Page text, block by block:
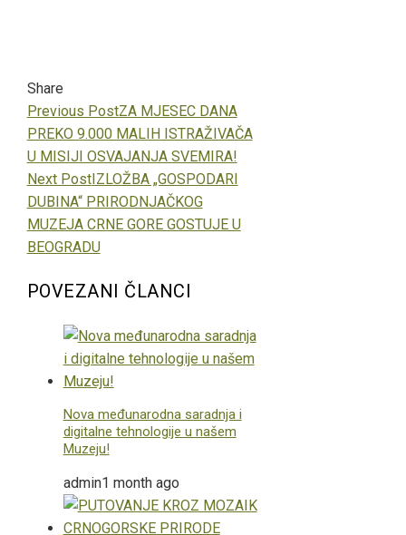
Share
Facebook
Twitter
LinkedIn
Pinterest
Stumbleupon
Email
Previous PostZA MJESEC DANA
PREKO 9.000 MALIH ISTRAŽIVAČA
U MISIJI OSVAJANJA SVEMIRA!
Next PostIZLOŽBA „GOSPODARI
DUBINA“ PRIRODNJAČKOG
MUZEJA CRNE GORE GOSTUJE U
BEOGRADU
POVEZANI ČLANCI
Nova međunarodna saradnja i
digitalne tehnologije u našem
Muzeju!
admin1 month ago